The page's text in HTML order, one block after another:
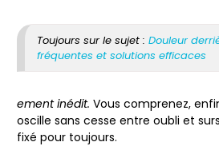
Toujours sur le sujet : Douleur
fréquentes et solutions efficaces
ement inédit. Vous comprenez,
oscille sans cesse entre oubli et
fixé pour toujours.